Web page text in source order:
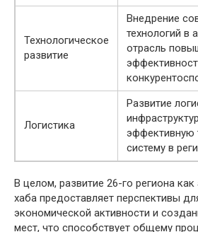
Технологическое
развитие
Внедрение
технологий в
отрасль
Логистика
Развитие
эффективную
систему в
В целом, развитие 26-го региона
хаба предоставляет перспективы
экономической активности и
мест, что способствует общему